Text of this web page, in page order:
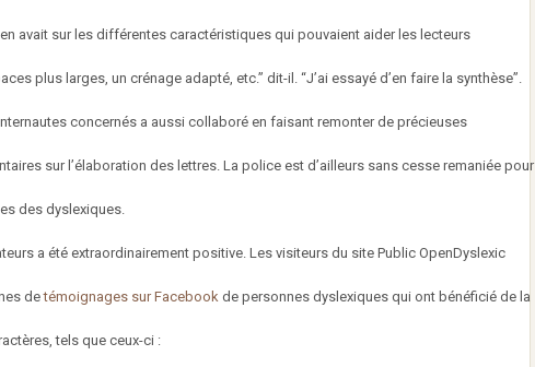
avait sur les différentes caractéristiques qui pouvaient aider les lecteurs
plus larges, un crénage adapté, etc.” dit-il. “J’ai essayé d’en faire la synthèse”.
concernés a aussi collaboré en faisant remonter de précieuses
sur l’élaboration des lettres. La police est d’ailleurs sans cesse remaniée pour
des dyslexiques.
a été extraordinairement positive. Les visiteurs du site Public OpenDyslexic
detémoignages sur Facebook de personnes dyslexiques qui ont bénéficié de la
tels que ceux-ci :